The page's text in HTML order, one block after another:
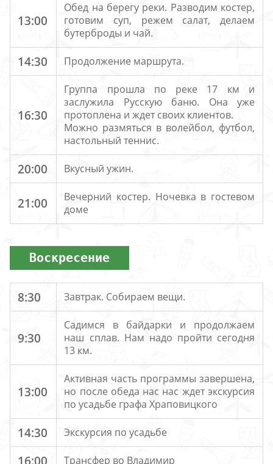
13:00
Обед на берегу реки. Разводим костер,
готовим суп, режем салат, делаем
бутерброды и чай.
14:30 Продолжение маршрута.
16:30
Группа прошла по реке 17 км и
заслужила Русскую баню. Она уже
протоплена и ждет своих клиентов.
Можно размяться в волейбол, футбол,
настольный теннис.
20:00 Вкусный ужин.
21:00
Вечерний костер. Ночевка в гостевом
доме
Воскресение
8:30 Завтрак. Собираем вещи.
9:30
Садимся в байдарки и продолжаем
наш сплав. Нам надо пройти сегодня
13 км.
13:00
Активная часть программы завершена,
но после обеда нас нас ждет экскурсия
по усадьбе графа Храповицкого
14:30 Экскурсия по усадьбе
16:00 Трансфер во Владимир